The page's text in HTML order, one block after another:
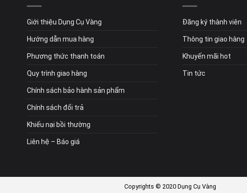
Giới thiệu Dụng Cụ Vàng
Hướng dẫn mua hàng
Phương thức thanh toán
Quy trình giao hàng
Chính sách bảo hành sản phẩm
Chính sách đổi trả
Khiếu nại bồi thường
Liên hệ – Báo giá
Đăng ký thành viên
Thông tin giao hàng
Khuyến mãi hot
Tin tức
Copyrights © 2020 Dụng Cụ Vàng